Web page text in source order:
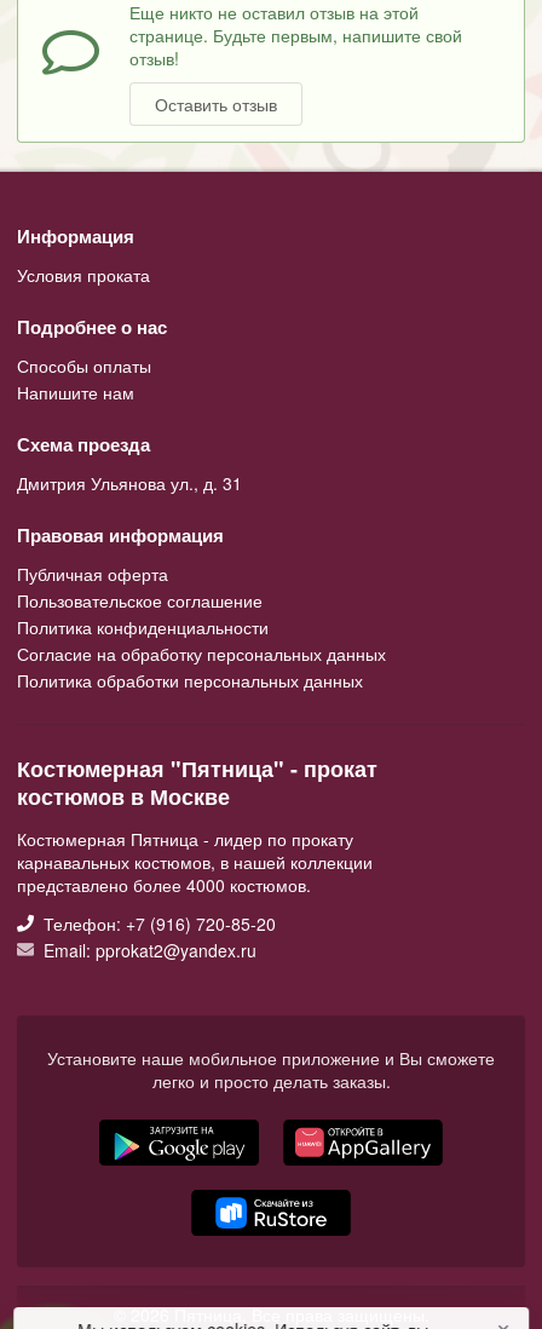
Еще никто не оставил отзыв на этой
странице. Будьте первым, напишите свой
отзыв!
Оставить отзыв
Информация
Условия проката
Подробнее о нас
Способы оплаты
Напишите нам
Схема проезда
Дмитрия Ульянова ул., д. 31
Правовая информация
Публичная оферта
Пользовательское соглашение
Политика конфиденциальности
Согласие на обработку персональных данных
Политика обработки персональных данных
Костюмерная "Пятница" - прокат
костюмов в Москве
Костюмерная Пятница - лидер по прокату
карнавальных костюмов, в нашей коллекции
представлено более 4000 костюмов.
Телефон: +7 (916) 720-85-20
Email: pprokat2@yandex.ru
Установите наше мобильное приложение и Вы сможете
легко и просто делать заказы.
© 2026 Пятница. Все права защищены.